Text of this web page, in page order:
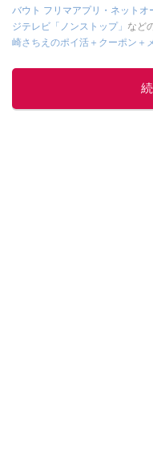
バウト フリマアプリ・ネット
ジテレビ「ノンストップ」 など
崎さちえのポイ活＋クーポン＋
的に稼ぐ！』（翔泳社刊）
■経歴：2003年、夫が子育てを